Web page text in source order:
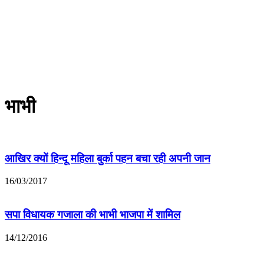
भाभी
आखिर क्यों हिन्दू महिला बुर्का पहन बचा रही अपनी जान
16/03/2017
सपा विधायक गजाला की भाभी भाजपा में शामिल
14/12/2016